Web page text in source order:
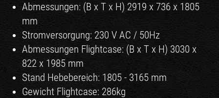
Abmessungen: (B x T x H) 2919 x 736 x 1805
mm
Stromversorgung: 230 V AC / 50Hz
Abmessungen Flightcase: (B x T x H) 3030 x
822 x 1985 mm
Stand Hebebereich: 1805 - 3165 mm
Gewicht Flightcase: 286kg